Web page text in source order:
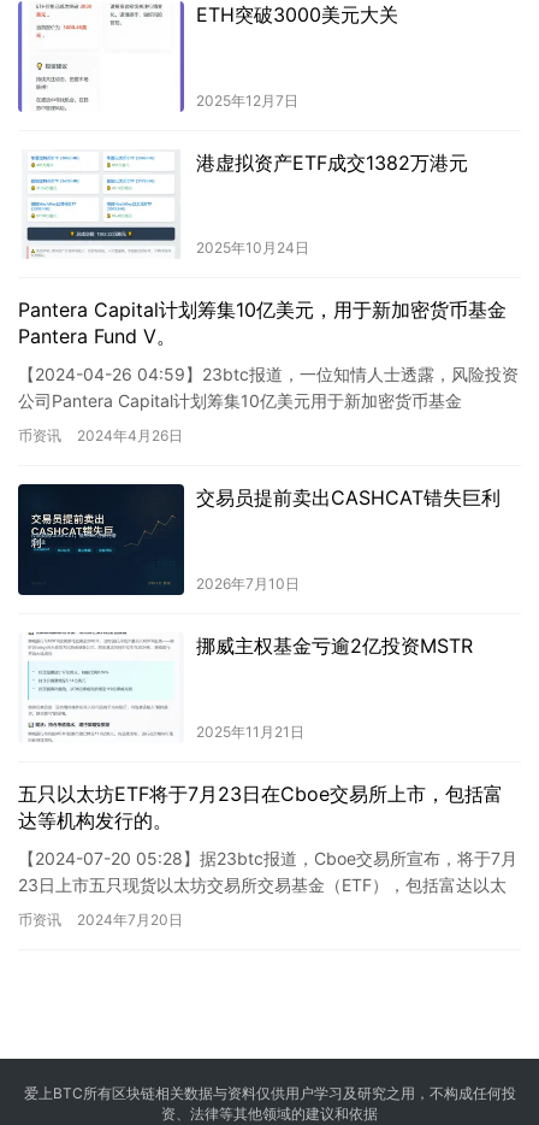
ETH突破3000美元大关
2025年12月7日
港虚拟资产ETF成交1382万港元
2025年10月24日
Pantera Capital计划筹集10亿美元，用于新加密货币基金
Pantera Fund V。
【2024-04-26 04:59】23btc报道，一位知情人士透露，风险投资
公司Pantera Capital计划筹集10亿美元用于新加密货币基金
Pantera Fund V，该…
币资讯 2024年4月26日
交易员提前卖出CASHCAT错失巨利
2026年7月10日
挪威主权基金亏逾2亿投资MSTR
2025年11月21日
五只以太坊ETF将于7月23日在Cboe交易所上市，包括富
达等机构发行的。
【2024-07-20 05:28】据23btc报道，Cboe交易所宣布，将于7月
23日上市五只现货以太坊交易所交易基金（ETF），包括富达以太
坊基金、富兰克林以太坊ETF、Inv…
币资讯 2024年7月20日
爱上BTC所有区块链相关数据与资料仅供用户学习及研究之用，不构成任何投
资、法律等其他领域的建议和依据